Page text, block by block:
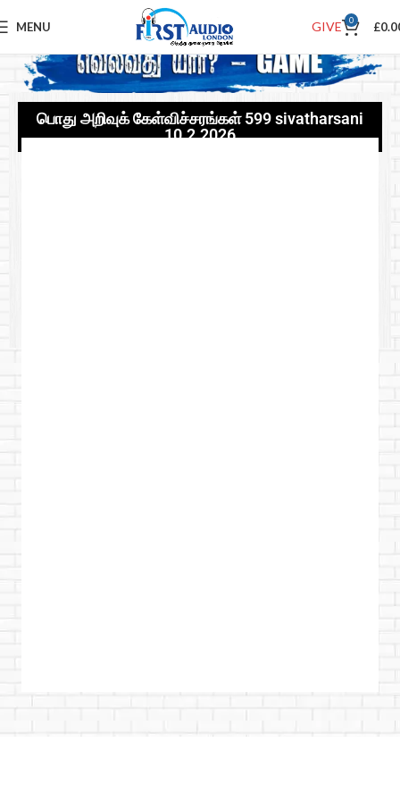
MENU GIVE 0 £
பொது அறிவுக் கேள்விச்சரங்கள் 599 sivatharsani
10.2.2026